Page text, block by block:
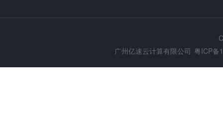
广州亿速云计算有限公司 粤ICP备